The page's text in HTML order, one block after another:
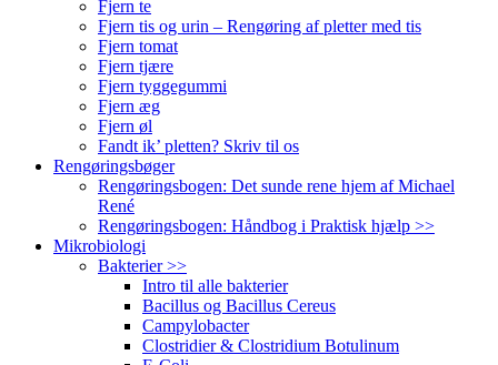
Fjern te
Fjern tis og urin – Rengøring af pletter med tis
Fjern tomat
Fjern tjære
Fjern tyggegummi
Fjern æg
Fjern øl
Fandt ik’ pletten? Skriv til os
Rengøringsbøger
Rengøringsbogen: Det sunde rene hjem af Michael
René
Rengøringsbogen: Håndbog i Praktisk hjælp >>
Mikrobiologi
Bakterier >>
Intro til alle bakterier
Bacillus og Bacillus Cereus
Campylobacter
Clostridier & Clostridium Botulinum